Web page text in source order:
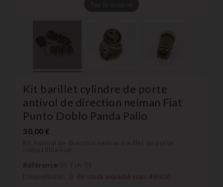
Kit barillet cylindre de porte
antivol de direction neiman Fiat
Punto Doblo Panda Palio
30,00 €
Référence
En stock expédié sous 48H00